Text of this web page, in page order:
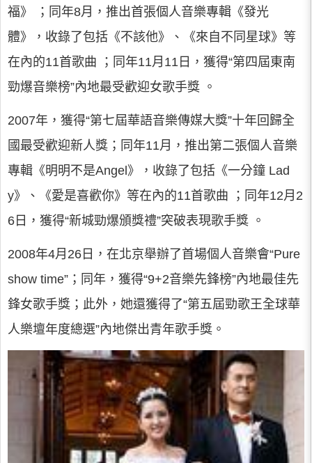
福》 ；同年8月，推出首張個人音樂專輯《發光
體》，收錄了包括《不該他》、《來自不同星球》等
在內的11首歌曲 ；同年11月11日，獲得“第四屆東南
勁爆音樂榜”內地最受歡迎女歌手獎 。
2007年，獲得“第七屆華語音樂傳媒大獎”十年回歸全
國最受歡迎新人獎；同年11月，推出第二張個人音樂
專輯《明明不是Angel》，收錄了包括《一分鐘 Lad
y》、《愛是喜歡你》等在內的11首歌曲 ；同年12月2
6日，獲得“新城勁爆頒獎禮”突破表現歌手獎 。
2008年4月26日，在北京舉辦了首場個人音樂會“Pure
show time”；同年，獲得“9+2音樂先鋒榜”內地最佳先
鋒女歌手獎；此外，她還獲得了“第五屆勁歌王全球華
人樂壇年度總選”內地傑出青年歌手獎。